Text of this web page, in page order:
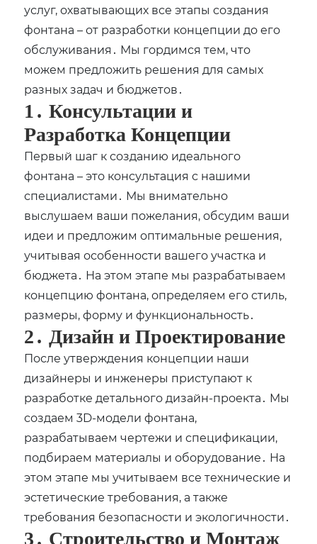
услуг, охватывающих все этапы создания
фонтана – от разработки концепции до его
обслуживания․ Мы гордимся тем, что
можем предложить решения для самых
разных задач и бюджетов․
1․ Консультации и
Разработка Концепции
Первый шаг к созданию идеального
фонтана – это консультация с нашими
специалистами․ Мы внимательно
выслушаем ваши пожелания, обсудим ваши
идеи и предложим оптимальные решения,
учитывая особенности вашего участка и
бюджета․ На этом этапе мы разрабатываем
концепцию фонтана, определяем его стиль,
размеры, форму и функциональность․
2․ Дизайн и Проектирование
После утверждения концепции наши
дизайнеры и инженеры приступают к
разработке детального дизайн-проекта․ Мы
создаем 3D-модели фонтана,
разрабатываем чертежи и спецификации,
подбираем материалы и оборудование․ На
этом этапе мы учитываем все технические и
эстетические требования, а также
требования безопасности и экологичности․
3․ Строительство и Монтаж